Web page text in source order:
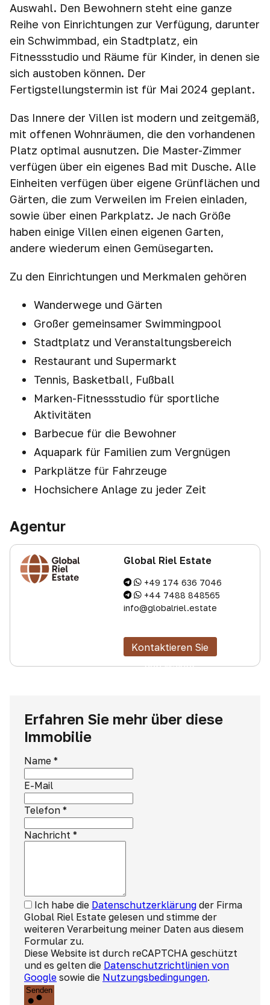
Auswahl. Den Bewohnern steht eine ganze
Reihe von Einrichtungen zur Verfügung, darunter
ein Schwimmbad, ein Stadtplatz, ein
Fitnessstudio und Räume für Kinder, in denen sie
sich austoben können. Der
Fertigstellungstermin ist für Mai 2024 geplant.
Das Innere der Villen ist modern und zeitgemäß,
mit offenen Wohnräumen, die den vorhandenen
Platz optimal ausnutzen. Die Master-Zimmer
verfügen über ein eigenes Bad mit Dusche. Alle
Einheiten verfügen über eigene Grünflächen und
Gärten, die zum Verweilen im Freien einladen,
sowie über einen Parkplatz. Je nach Größe
haben einige Villen einen eigenen Garten,
andere wiederum einen Gemüsegarten.
Zu den Einrichtungen und Merkmalen gehören
Wanderwege und Gärten
Großer gemeinsamer Swimmingpool
Stadtplatz und Veranstaltungsbereich
Restaurant und Supermarkt
Tennis, Basketball, Fußball
Marken-Fitnessstudio für sportliche
Aktivitäten
Barbecue für die Bewohner
Aquapark für Familien zum Vergnügen
Parkplätze für Fahrzeuge
Hochsichere Anlage zu jeder Zeit
Agentur
Global Riel Estate
+49 174 636 7046
+44 7488 848565
info@globalriel.estate
Kontaktieren Sie
den Makler
Erfahren Sie mehr über diese
Immobilie
Name *
E-Mail
Telefon *
Nachricht *
Ich habe die Datenschutzerklärung der Firma
Global Riel Estate gelesen und stimme der
weiteren Verarbeitung meiner Daten aus diesem
Formular zu.
Diese Website ist durch reCAPTCHA geschützt
und es gelten die Datenschutzrichtlinien von
Google sowie die Nutzungsbedingungen.
Senden